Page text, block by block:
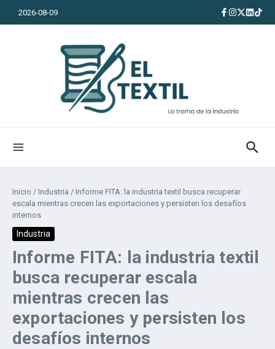
2026-08-09
Inicio / Industria / Informe FITA: la industria textil busca recuperar
escala mientras crecen las exportaciones y persisten los desafíos
internos
Industria
Informe FITA: la industria textil
busca recuperar escala
mientras crecen las
exportaciones y persisten los
desafíos internos